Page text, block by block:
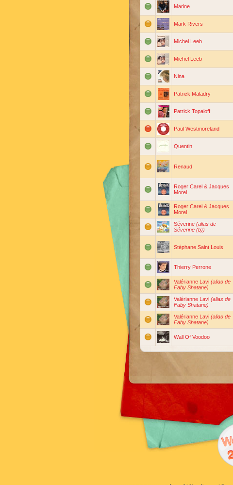
Marine
Mark Rivers
Michel Leeb
Michel Leeb
Nina
Patrick Maladry
Patrick Topaloff
Paul Westmoreland
Quentin
Renaud
Roger Carel & Jacques
Morel
Roger Carel & Jacques
Morel
Séverine (alias de
Séverine (b))
Stéphane Saint Louis
Thierry Perrone
Valérianne Lavi (alias de
Faby Shatane)
Valérianne Lavi (alias de
Faby Shatane)
Valérianne Lavi (alias de
Faby Shatane)
Wall Of Voodoo